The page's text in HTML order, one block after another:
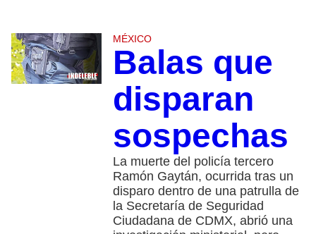
MÉXICO
Balas que
disparan
sospechas
La muerte del policía tercero
Ramón Gaytán, ocurrida tras un
disparo dentro de una patrulla de
la Secretaría de Seguridad
Ciudadana de CDMX, abrió una